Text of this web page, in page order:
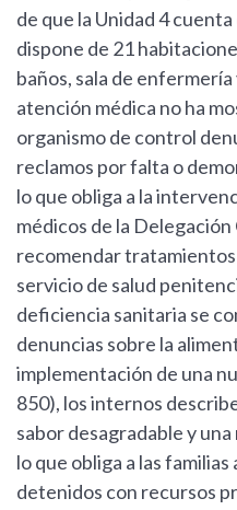
de que la Unidad 4
dispone de 21
baños, sala de
atención médica no ha
organismo de control
reclamos por falta o
lo que obliga a la
médicos de la
recomendar tratamientos
servicio de salud
deficiencia sanitaria se
denuncias sobre la
implementación de una
850), los internos
sabor desagradable y
lo que obliga a las
detenidos con recursos